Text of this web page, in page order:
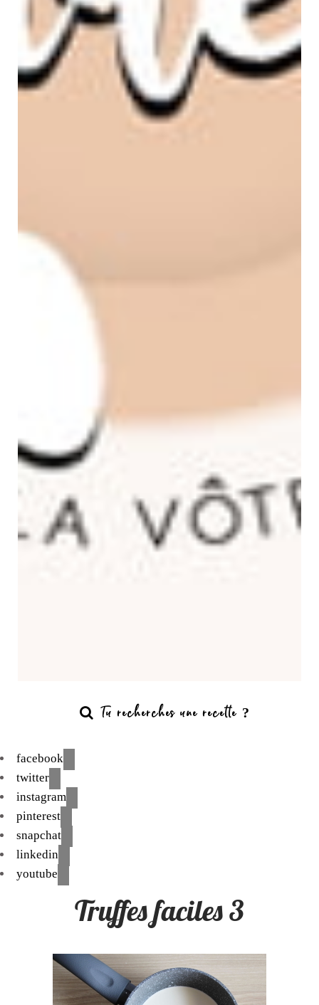
facebook
twitter
instagram
pinterest
snapchat
linkedin
youtube
Truffes faciles 3